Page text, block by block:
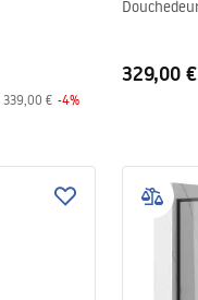
339,00 € -4%
329,00 €